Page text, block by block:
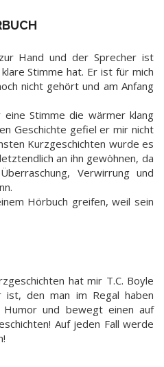
Hand und der Sprecher ist
Stimme hat. Er ist für mich
nicht gehört und am Anfang
Stimme die wärmer klang
Geschichte gefiel er mir nicht
Kurzgeschichten wurde es
an ihn gewöhnen, da
Verwirrung und
Hörbuch greifen, weil sein
hat mir T.C. Boyle
den man im Regal haben
und bewegt einen auf
Auf jeden Fall werde